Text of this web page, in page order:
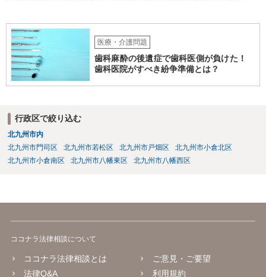
医療・介護問題
歯科麻酔の後遺症で歯科医側が負けた！
歯科医院がすべき紛争準備とは？
行政区で絞り込む
北九州市内
北九州市門司区
北九州市若松区 北九州市戸畑区
北九州市小倉北区
北九州市小倉南区
北九州市八幡東区 北九州市八幡西区
ココナラ法律相談について
ココナラ法律相談とは
法律Q&A
ご意見・ご要望
利用規約